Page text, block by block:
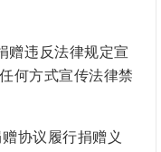
赠违反法律规定宣
何方式宣传法律禁
协议履行捐赠义